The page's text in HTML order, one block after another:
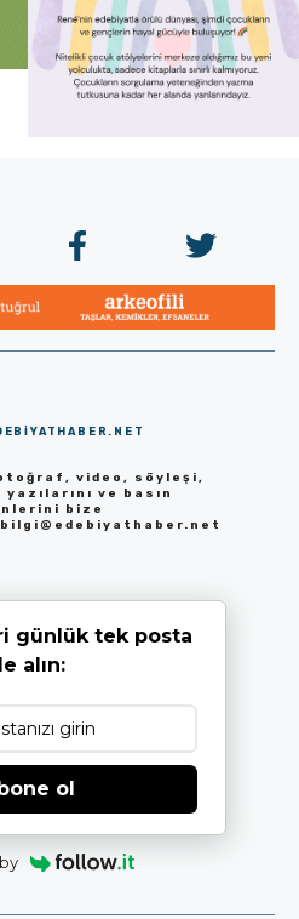
video, söyleşi,
ve basın
bize
bilgi@edebiyathaber.net
günlük tek posta
alın:
ol